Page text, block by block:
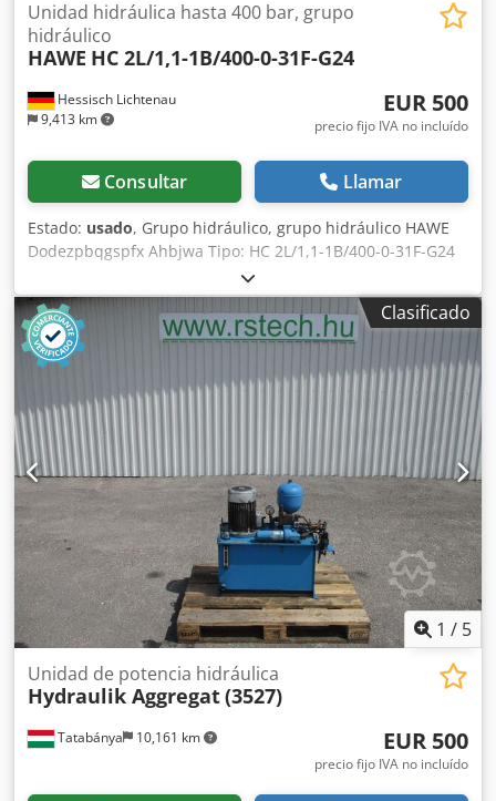
Hessisch Lichtenau
9,413 km
Unidad hidráulica hasta 400 bar, grupo
hidráulico
HAWE HC 2L/1,1-1B/400-0-31F-G24
EUR 500
precio fijo IVA no incluído
Consultar Llamar
Estado: usado, Grupo hidráulico, grupo hidráulico HAWE
Dodezpbqgspfx Ahbjwa Tipo: HC 2L/1,1-1B/400-0-31F-G24
Bomba hidráulica integrada en el depósito Caudal: 1,1
l/min Potencia de la bomba hidráulica: 0,9 kW Bomba
hidráulica: 380 voltios, 50 Hz Presión hidráulica: máx. 400
bar - 1 electroválvula de 24 voltios Peso: aproximadamente
12 kg En buen estado
Clasificado
1 / 5
Tatabánya 10,161 km
Unidad de potencia hidráulica
Hydraulik Aggregat(3527)
EUR 500
precio fijo IVA no incluído